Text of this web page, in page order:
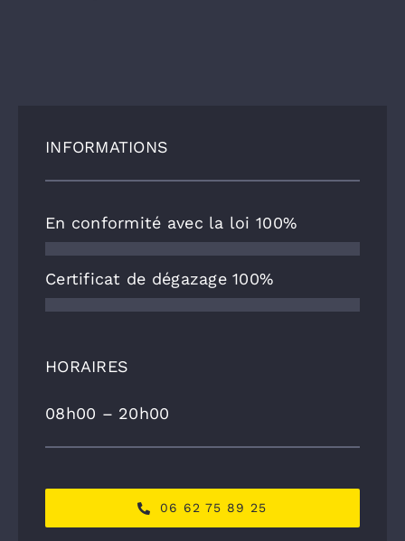
INFORMATIONS
En conformité avec la loi 100%
Certificat de dégazage 100%
HORAIRES
08h00 – 20h00
06 62 75 89 25